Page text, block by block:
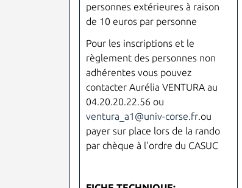
personnes extérieures à raison
de 10 euros par personne
Pour les inscriptions et le
règlement des personnes non
adhérentes vous pouvez
contacter Aurélia VENTURA au
04.20.20.22.56 ou
ventura_a1@univ-corse.fr.ou
payer sur place lors de la rando
par chèque à l'ordre du CASUC